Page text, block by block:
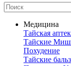
Медицина
Тайская
Тайские
Похудение
Тайские